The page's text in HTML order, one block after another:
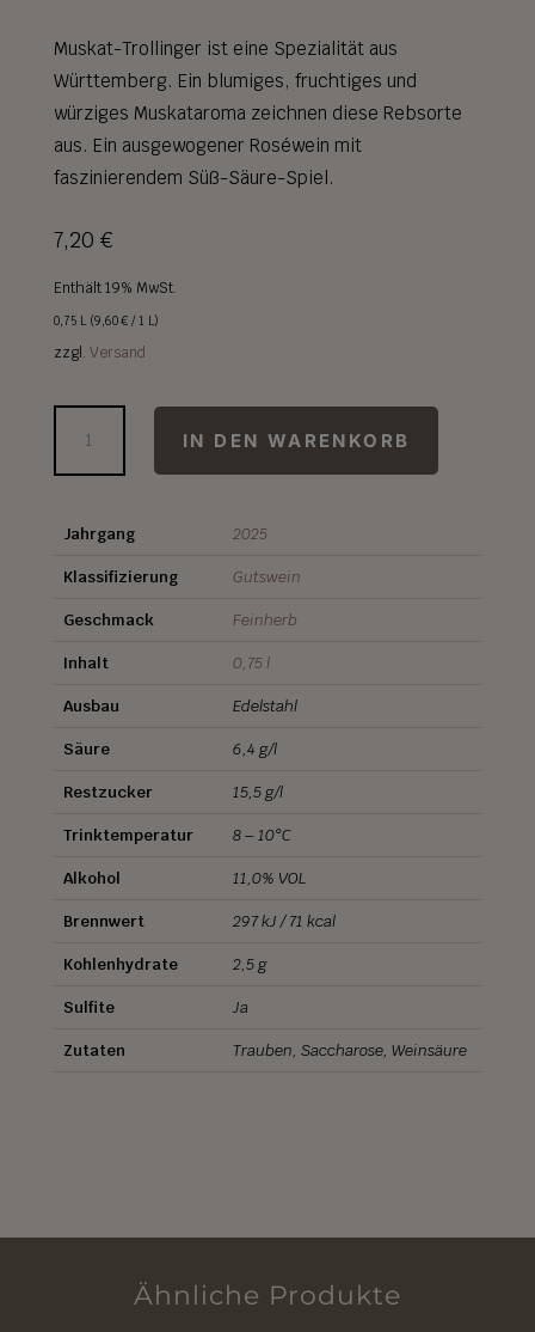
Muskat-Trollinger ist eine Spezialität aus
Württemberg. Ein blumiges, fruchtiges und
würziges Muskataroma zeichnen diese Rebsorte
aus. Ein ausgewogener Roséwein mit
faszinierendem Süß-Säure-Spiel.
7,20 €
Enthält 19% MwSt.
0,75 L (9,60€/ 1 L)
zzgl. Versand
TROLLINGER
Menge
IN DEN WARENKORB
Jahrgang 2025
Klassifizierung Gutswein
Geschmack Feinherb
Inhalt 0,75 l
Ausbau Edelstahl
Säure 6,4 g/l
Restzucker 15,5 g/l
Trinktemperatur 8 – 10°C
Alkohol 11,0% VOL
Brennwert 297 kJ / 71 kcal
Kohlenhydrate 2,5 g
Sulfite Ja
Zutaten Trauben, Saccharose, Weinsäure
Ähnliche Produkte